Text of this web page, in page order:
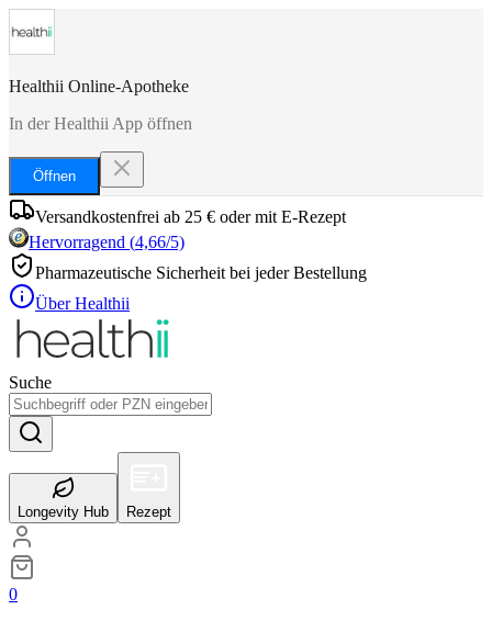
Healthii Online-Apotheke
In der Healthii App öffnen
Öffnen
Versandkostenfrei ab 25 € oder mit E-Rezept
Hervorragend (4,66/5)
Pharmazeutische Sicherheit bei jeder Bestellung
Über Healthii
Suche
Longevity Hub Rezept
0